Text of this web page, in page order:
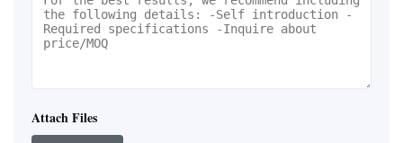
Attach Files